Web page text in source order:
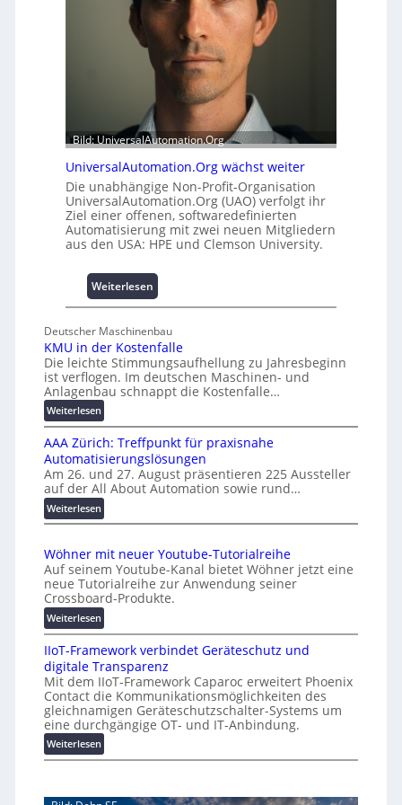
a
t
b
a
u
h
e
m
m
n
i
e
c
h
a
f
n
l
e
i
0
u
n
d
4
0
A
Bild: UniversalAutomation.Org
UniversalAutomation.Org wächst weiter
Die unabhängige Non-Profit-Organisation
UniversalAutomation.Org (UAO) verfolgt ihr
Ziel einer offenen, softwaredefinierten
Automatisierung mit zwei neuen Mitgliedern
aus den USA: HPE und Clemson University.
Weiterlesen
U
i
v
e
r
l
A
u
t
m
i
o
O
r
g
w
ä
c
s
w
Deutscher Maschinenbau
KMU in der Kostenfalle
Die leichte Stimmungsaufhellung zu Jahresbeginn
ist verflogen. Im deutschen Maschinen- und
Anlagenbau schnappt die Kostenfalle…
Weiterlesen:
K
M
U
i
n
d
e
K
o
s
t
e
n
f
a
l
l
e
AAA Zürich: Treffpunkt für praxisnahe
Automatisierungslösungen
Am 26. und 27. August präsentieren 225 Aussteller
auf der All About Automation sowie rund…
Weiterlesen:
A
A
Z
ü
r
i
c
h
:
T
r
e
f
f
p
n
Wöhner mit neuer Youtube-Tutorialreihe
Auf seinem Youtube-Kanal bietet Wöhner jetzt eine
neue Tutorialreihe zur Anwendung seiner
Crossboard-Produkte.
Weiterlesen:
W
ö
h
n
e
r
m
i
t
e
IIoT-Framework verbindet Geräteschutz und
digitale Transparenz
Mit dem IIoT-Framework Caparoc erweitert Phoenix
Contact die Kommunikationsmöglichkeiten des
gleichnamigen Geräteschutzschalter-Systems um
eine durchgängige OT- und IT-Anbindung.
Weiterlesen:
I